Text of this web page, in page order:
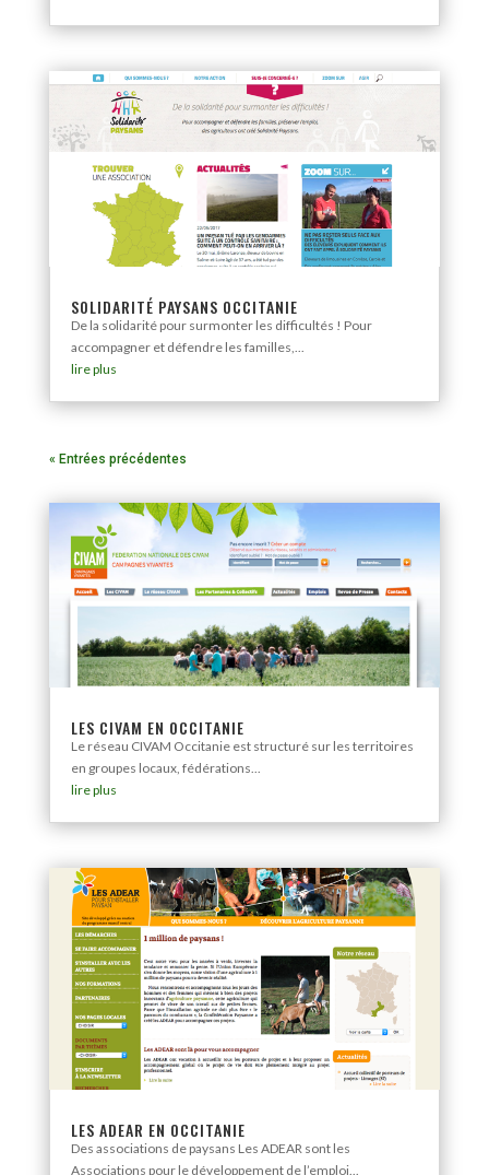
SOLIDARITÉ PAYSANS OCCITANIE
De la solidarité pour surmonter les difficultés ! Pour
accompagner et défendre les familles,...
lire plus
« Entrées précédentes
LES CIVAM EN OCCITANIE
Le réseau CIVAM Occitanie est structuré sur les territoires
en groupes locaux, fédérations...
lire plus
LES ADEAR EN OCCITANIE
Des associations de paysans Les ADEAR sont les
Associations pour le développement de l’emploi...